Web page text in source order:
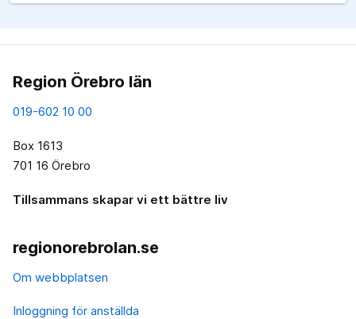
Region Örebro län
019-602 10 00
Box 1613
701 16 Örebro
Tillsammans skapar vi ett bättre liv
regionorebrolan.se
Om webbplatsen
Inloggning för anställda